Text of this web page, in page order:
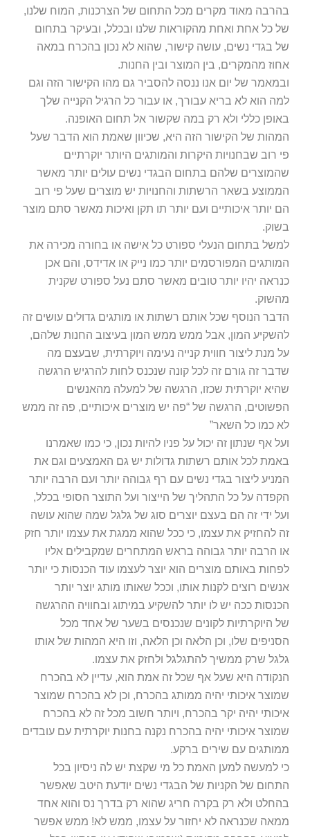
בהרבה מאוד מקרים מכל התחום של הצרכנות, המוח שלנו,
של כל אחת ואחת מהקוראות שלנו ובכלל, ובעיקר בתחום
של בגדי נשים, עושה קישור, שהוא לא נכון בהכרח במאה
אחוז מהמקרים, בין המוצר ובין החנות.
ובמאמר של יום אנו ננסה להסביר גם מהו הקישור הזה וגם
למה הוא לא בריא עבורך, או עבור כל הרגיל הקנייה שלך
באופן כללי ולא רק במה שקשור אל תחום האופנה.
המהות של הקישור הזה היא, שכיוון שאמת הוא הדבר שעל
פי רוב שבחנויות היקרות והמותגים היותר יוקרתיים
שהמוצרים שלהם בתחום הבגדי נשים עולים יותר מאשר
הממוצע בשאר הרשתות והחנויות יש מוצרים שעל פי רוב
הם יותר איכותיים ועם יותר תו תקן ואיכות מאשר סתם מוצר
בשוק.
למשל בתחום הנעלי ספורט כל אישה או בחורה מכירה את
המותגים המפורסמים יותר כמו נייק או אדידס, והם אכן
כנראה יהיו יותר טובים מאשר סתם נעל ספורט שקנית
מהשוק.
הדבר הנוסף שכל אותם רשתות או מותגים גדולים עושים זה
להשקיע המון, אבל ממש ממש המון בעיצוב החנות שלהם,
על מנת ליצור חווית קנייה נעימה ויוקרתית, שבעצם מה
שדבר זה גורם זה לכל קונה שנכנס לחות להרגיש הרגשה
שהיא יוקרתית שכזו, הרגשה של למעלה מהאנשים
הפשוטים, הרגשה של “פה יש מוצרים איכותיים, פה זה ממש
לא כמו כל השאר”
ועל אף שנתון זה יכול על פניו להיות נכון, כי כמו שאמרנו
באמת לכל אותם רשתות גדולות יש גם האמצעים וגם את
המניע ליצור בגדי נשים עם רף גבוהה יותר ועם הרבה יותר
הקפדה על כל התהליך של הייצור ועל התוצר הסופי בכלל,
ועל ידי זה הם בעצם יוצרים סוג של גלגל שמה שהוא עושה
זה להחזיק את עצמו, כי ככל שהוא ממגת את עצמו יותר חזק
או הרבה יותר גבוהה בראש המתחרים שמקבילים אליו
לפחות באותם מוצרים הוא יוצר לעצמו עוד הכנסות כי יותר
אנשים רוצים לקנות אותו, וככל שאותו מותג יוצר יותר
הכנסות ככה יש לו יותר להשקיע במיתוג ובחוויה ההרגשה
של היוקרתיות לקונים שנכנסים בשער של אחד מכל
הסניפים שלו, וכן הלאה וכן הלאה, וזו היא המהות של אותו
גלגל שרק ממשיך להתגלגל ולחזק את עצמו.
הנקודה היא שעל אף שכל זה אמת הוא, עדיין לא בהכרח
שמוצר איכותי יהיה ממותג בהכרח, וכן לא בהכרח שמוצר
איכותי יהיה יקר בהכרח, ויותר חשוב מכל זה לא בהכרח
שמוצר איכותי יהיה בהכרח נקנה בחנות יוקרתית עם עובדים
ממותגים עם שירים ברקע.
כי למעשה למען האמת כל מי שקצת יש לה ניסיון בכל
התחום של הקניות של הבגדי נשים יודעת היטב שאפשר
בהחלט ולא רק בקרה חריג שהוא רק בדרך נס והוא אחד
ממאה שכנראה לא יחזור על עצמו, ממש לא! ממש אפשר